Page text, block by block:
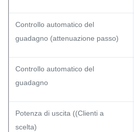
Controllo automatico del
guadagno (attenuazione passo)
Controllo automatico del
guadagno
Potenza di uscita ((Clienti a
scelta)